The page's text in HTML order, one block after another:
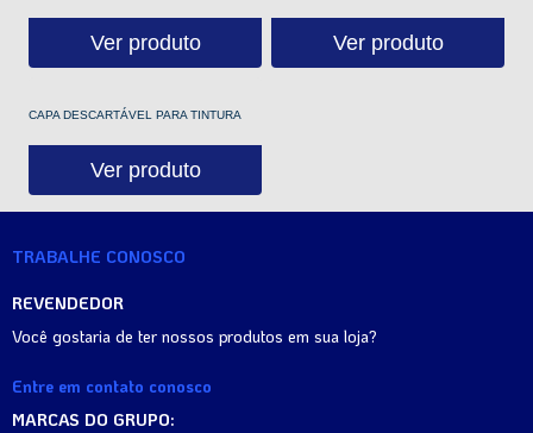
Ver produto Ver produto
CAPA DESCARTÁVEL PARA TINTURA
Ver produto
TRABALHE CONOSCO
REVENDEDOR
Você gostaria de ter nossos produtos em sua loja?
Entre em contato conosco
MARCAS DO GRUPO: